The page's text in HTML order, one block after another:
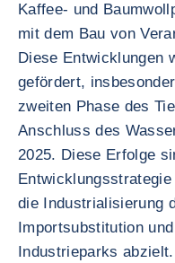
Kaffee- und
mit dem Bau von
Diese Entwicklungen
gefördert,
zweiten Phase des
Anschluss des
2025. Diese Erfolge
die Industrialisierung
Importsubstitution
Industrieparks